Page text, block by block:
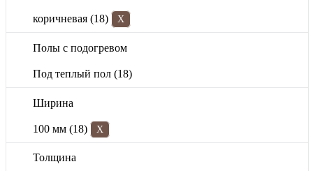
коричневая (18) X
Полы с подогревом
Под теплый пол (18)
Ширина
100 мм (18) X
Толщина